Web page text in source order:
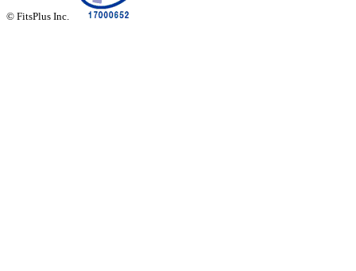
© FitsPlus Inc.